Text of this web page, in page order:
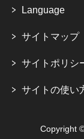
Language
サイトマップ
サイトポリシ
サイトの使い
Copyright